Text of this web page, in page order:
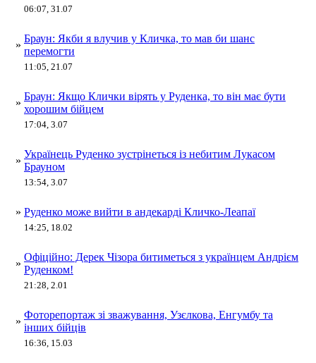
06:07, 31.07
»
Браун: Якби я влучив у Кличка, то мав би шанс
перемогти
11:05, 21.07
»
Браун: Якщо Клички вірять у Руденка, то він має бути
хорошим бійцем
17:04, 3.07
»
Українець Руденко зустрінеться із небитим Лукасом
Брауном
13:54, 3.07
» Руденко може вийти в андекарді Кличко-Леапаї
14:25, 18.02
»
Офіційно: Дерек Чізора битиметься з українцем Андрієм
Руденком!
21:28, 2.01
»
Фоторепортаж зі зважування, Узєлкова, Енгумбу та
інших бійців
16:36, 15.03